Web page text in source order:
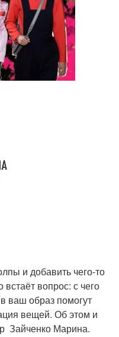
и добавить чего-то
вопрос: с чего
ваш образ помогут
вещей. Об этом и
Зайченко Марина.